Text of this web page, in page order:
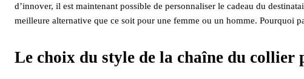
d’innover, il est maintenant possible de personnaliser le cadeau du
meilleure alternative que ce soit pour une femme ou un homme. Pourquoi
Le choix du style de la chaîne du collier